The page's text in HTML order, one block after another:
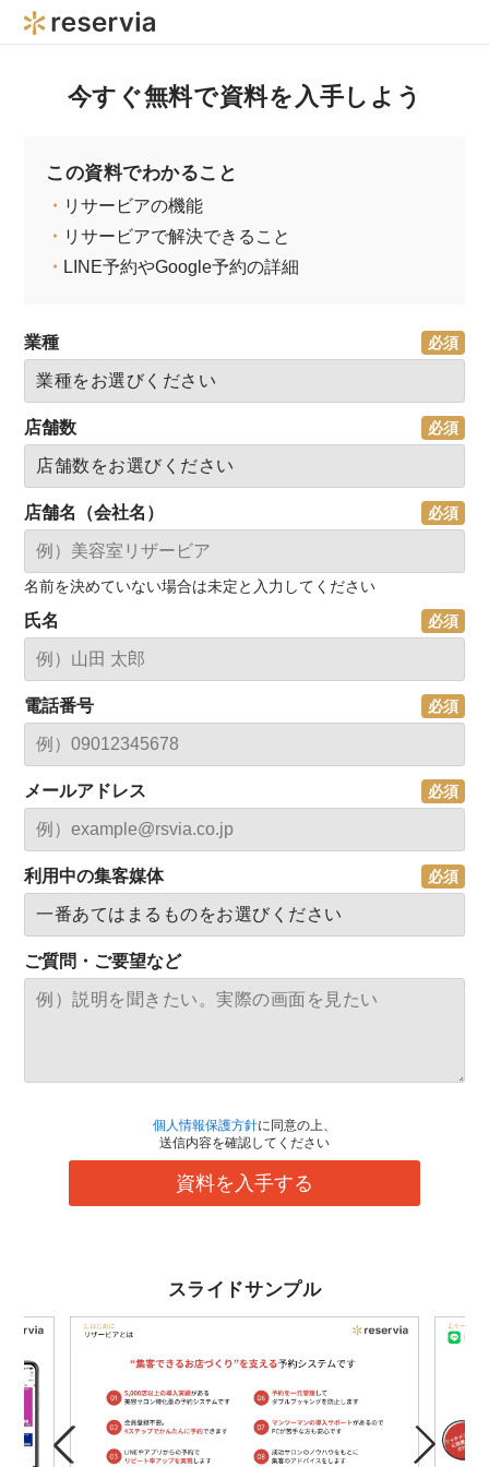
今すぐ無料で資料を入手しよう
この資料でわかること
・ リサービアの機能
・ リサービアで解決できること
・ LINE予約やGoogle予約の詳細
業種
店舗数
店舗名（会社名）
名前を決めていない場合は未定と入力してください
氏名
電話番号
メールアドレス
利用中の集客媒体
ご質問・ご要望など
個人情報保護方針に同意の上、
送信内容を確認してください
資料を入手する
スライドサンプル